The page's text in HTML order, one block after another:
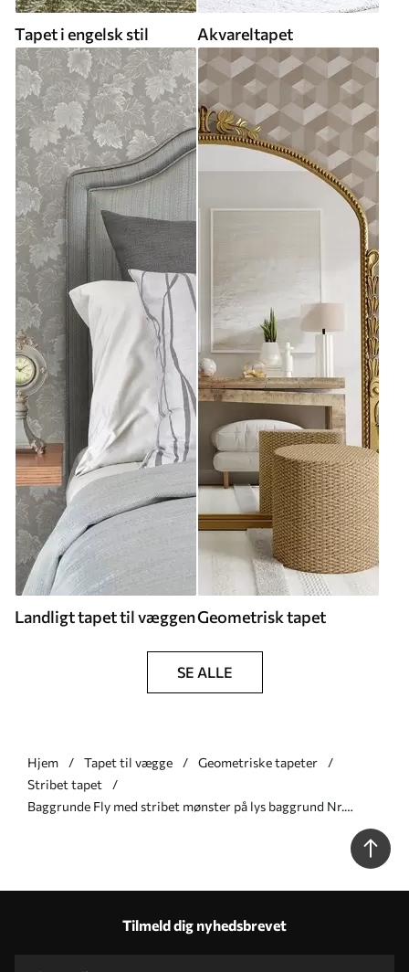
Tapet i engelsk stil Akvareltapet
Landligt tapet til væggenGeometrisk tapet
SE ALLE
Hjem Tapet til vægge
Geometriske tapeter
Stribet tapet
Baggrunde Fly med stribet mønster på lys baggrund Nr.
Tilmeld dig nyhedsbrevet